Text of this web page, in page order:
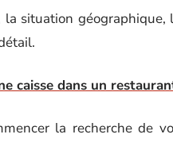
situation
caisse dans un
la recherche de